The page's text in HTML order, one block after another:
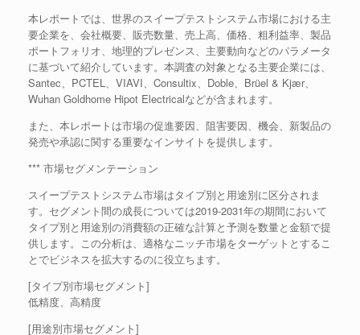
本レポートでは、世界のスイープテストシステム市場における主
要企業を、会社概要、販売数量、売上高、価格、粗利益率、製品
ポートフォリオ、地理的プレゼンス、主要動向などのパラメータ
に基づいて紹介しています。本調査の対象となる主要企業には、
Santec、PCTEL、VIAVI、Consultix、Doble、Brüel & Kjær、
Wuhan Goldhome Hipot Electricalなどが含まれます。
また、本レポートは市場の促進要因、阻害要因、機会、新製品の
発売や承認に関する重要なインサイトを提供します。
*** 市場セグメンテーション
スイープテストシステム市場はタイプ別と用途別に区分されま
す。セグメント間の成長については2019-2031年の期間において
タイプ別と用途別の消費額の正確な計算と予測を数量と金額で提
供します。この分析は、適格なニッチ市場をターゲットとするこ
とでビジネスを拡大するのに役立ちます。
[タイプ別市場セグメント]
低精度、高精度
[用途別市場セグメント]